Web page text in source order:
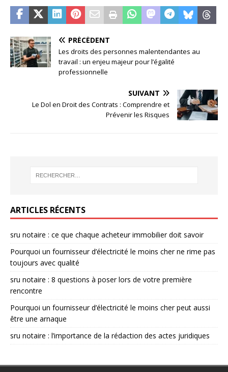
PRÉCÉDENT
Les droits des personnes malentendantes au
travail : un enjeu majeur pour l’égalité
professionnelle
SUIVANT
Le Dol en Droit des Contrats : Comprendre et
Prévenir les Risques
ARTICLES RÉCENTS
sru notaire : ce que chaque acheteur immobilier doit savoir
Pourquoi un fournisseur d’électricité le moins cher ne rime pas
toujours avec qualité
sru notaire : 8 questions à poser lors de votre première
rencontre
Pourquoi un fournisseur d’électricité le moins cher peut aussi
être une arnaque
sru notaire : l’importance de la rédaction des actes juridiques